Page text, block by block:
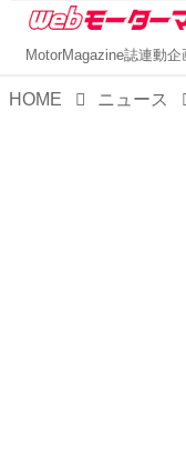
MotorMagazine誌連動企
HOME ニュース